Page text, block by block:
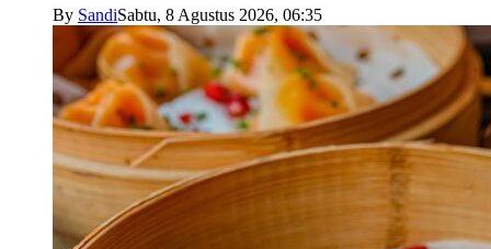
By SandiSabtu, 8 Agustus 2026, 06:35